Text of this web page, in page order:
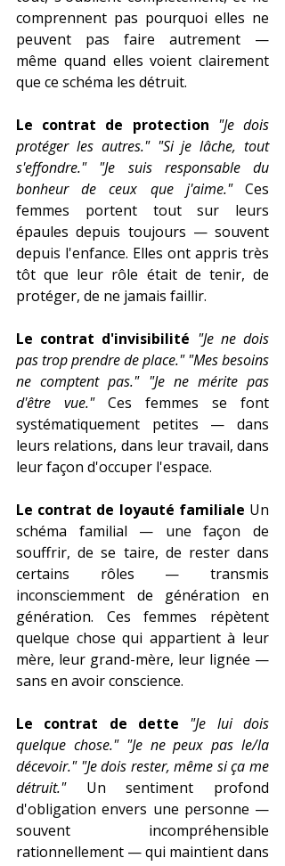
comprennent pas pourquoi elles ne
peuvent pas faire autrement —
même quand elles voient clairement
que ce schéma les détruit.
Le contrat de protection "Je dois
protéger les autres." "Si je lâche, tout
s'effondre."
"Je suis responsable du
bonheur de ceux que j'aime." Ces
femmes portent tout sur leurs
épaules depuis toujours — souvent
depuis l'enfance. Elles ont appris très
tôt que leur rôle était de tenir, de
protéger, de ne jamais faillir.
Le contrat d'invisibilité "Je ne dois
pas trop prendre de place." "Mes besoins
ne comptent pas." "Je ne mérite pas
d'être vue." Ces femmes se font
systématiquement petites — dans
leurs relations, dans leur travail, dans
leur façon d'occuper l'espace.
Le contrat de loyauté familiale Un
schéma familial — une façon de
souffrir, de se taire, de rester dans
certains rôles — transmis
inconsciemment de génération en
génération. Ces femmes répètent
quelque chose qui appartient à leur
mère, leur grand-mère, leur lignée —
sans en avoir conscience.
Le contrat de dette
"Je lui dois
quelque chose." "Je ne peux pas le/la
décevoir." "Je dois rester, même si ça me
détruit." Un sentiment profond
d'obligation envers une personne —
souvent incompréhensible
rationnellement — qui maintient dans